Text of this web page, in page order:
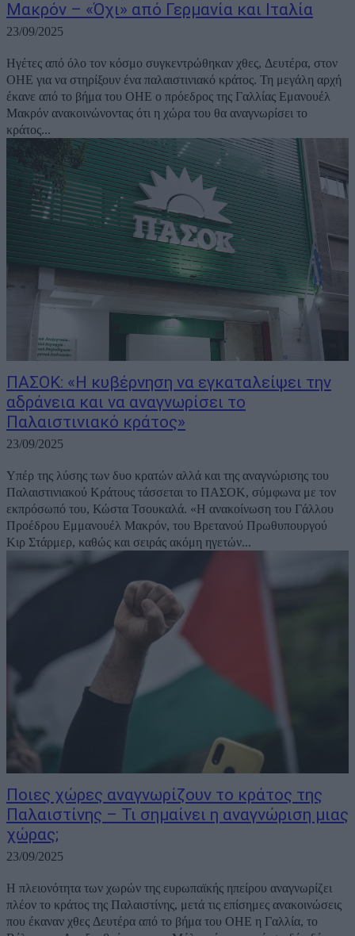
Μακρόν – «Όχι» από Γερμανία και Ιταλία
23/09/2025
Ηγέτες από όλο τον κόσμο συγκεντρώθηκαν χθες, Δευτέρα, στον
ΟΗΕ για να στηρίξουν ένα παλαιστινιακό κράτος. Τη μεγάλη αρχή
έκανε από το βήμα του ΟΗΕ ο πρόεδρος της Γαλλίας Εμανουέλ
Μακρόν ανακοινώνοντας ότι η χώρα του θα αναγνωρίσει το
κράτος...
ΠΑΣΟΚ: «Η κυβέρνηση να εγκαταλείψει την
αδράνεια και να αναγνωρίσει το
Παλαιστινιακό κράτος»
23/09/2025
Υπέρ της λύσης των δυο κρατών αλλά και της αναγνώρισης του
Παλαιστινιακού Κράτους τάσσεται το ΠΑΣΟΚ, σύμφωνα με τον
εκπρόσωπό του, Κώστα Τσουκαλά. «Η ανακοίνωση του Γάλλου
Προέδρου Εμμανουέλ Μακρόν, του Βρετανού Πρωθυπουργού
Κιρ Στάρμερ, καθώς και σειράς ακόμη ηγετών...
Ποιες χώρες αναγνωρίζουν το κράτος της
Παλαιστίνης – Τι σημαίνει η αναγνώριση μιας
χώρας;
23/09/2025
Η πλειονότητα των χωρών της ευρωπαϊκής ηπείρου αναγνωρίζει
πλέον το κράτος της Παλαιστίνης, μετά τις επίσημες ανακοινώσεις
που έκαναν χθες Δευτέρα από το βήμα του ΟΗΕ η Γαλλία, το